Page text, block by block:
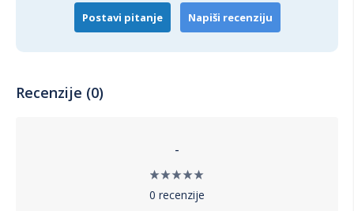
Postavi pitanje Napiši recenziju
Recenzije (0)
-
0 recenzije